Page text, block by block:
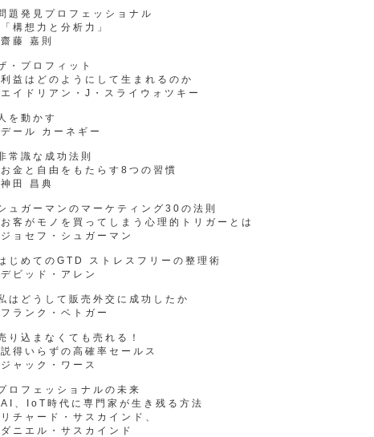
題発見プロフェッショナル
想力と分析力」
藤 嘉則
・プロフィット
はどのようにして生まれるのか
ドリアン・J・スライウォツキー
を動かす
ル カーネギー
常識な成功法則
と自由をもたらす8つの習慣
田 昌典
ュガーマンのマーケティング30の法則
がモノを買ってしまう心理的トリガーとは
セフ・シュガーマン
じめてのGTD ストレスフリーの整理術
ッド・アレン
はどうして販売外交に成功したか
ンク・ベトガー
り込まなくても売れる！
いらずの高確率セールス
ック・ワース
ロフェッショナルの未来
IoT時代に専門家が生き残る方法
ャード・サスカインド、
エル・サスカインド